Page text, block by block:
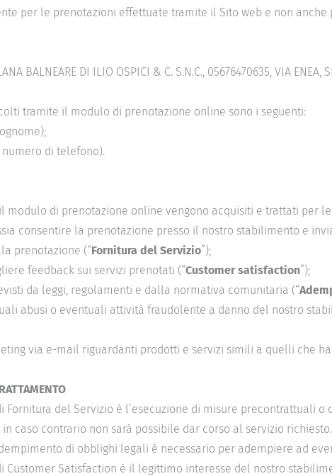
per le prenotazioni effettuate tramite il Sito web e non
BALNEARE DI ILIO OSPICI & C. S.N.C., 05676470635, VIA
tramite il modulo di prenotazione online sono i seguenti:
di telefono).
modulo di prenotazione online vengono acquisiti e trattati per
consentire la prenotazione presso il nostro stabilimento e
prenotazione (“Fornitura del Servizio”);
feedback sui servizi prenotati (“Customer satisfaction”);
da leggi, regolamenti e dalla normativa comunitaria (“
abusi o eventuali attività fraudolente a danno del nostro
via e-mail riguardanti prodotti e servizi simili a quelli che
Fornitura del Servizio è l’esecuzione di misure precontrattuali
caso contrario non sarà possibile dar corso al servizio richiesto.
di obblighi legali è necessario per adempiere ad
Customer Satisfaction è il legittimo interesse del nostro